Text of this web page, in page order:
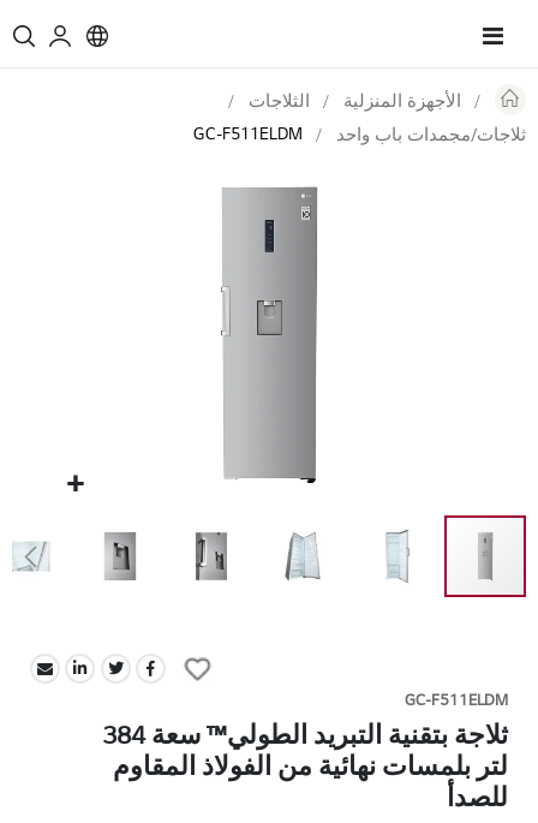
Toggle
الأجهزة المنزلية
الثلاجات
ثلاجات/مجمدات باب واحد
GC-F511ELDM
beginning
the
images
gallery
Add
List
GC-F511ELDM
ثلاجة بتقنية التبريد الطولي™ سعة 384
لتر بلمسات نهائية من الفولاذ المقاوم
للصدأ